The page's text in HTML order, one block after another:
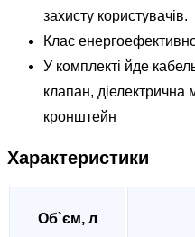
захисту користувачів.
Клас
У комплекті йде
клапан,
кронштейн
Характеристики
Об`єм, л